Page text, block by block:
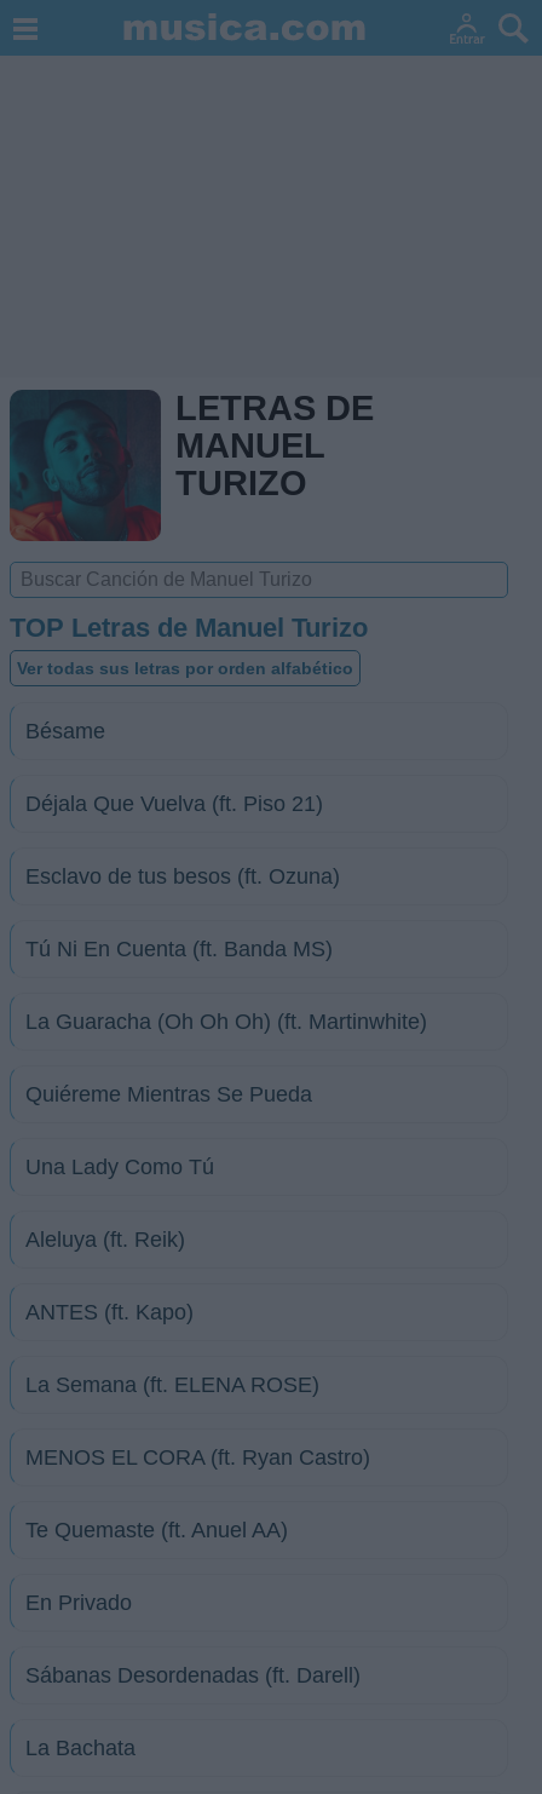
LETRAS DE
MANUEL
TURIZO
TOP Letras de Manuel Turizo
Ver todas sus letras por orden alfabético
Bésame
Déjala Que Vuelva (ft. Piso 21)
Esclavo de tus besos (ft. Ozuna)
Tú Ni En Cuenta (ft. Banda MS)
La Guaracha (Oh Oh Oh) (ft. Martinwhite)
Quiéreme Mientras Se Pueda
Una Lady Como Tú
Aleluya (ft. Reik)
ANTES (ft. Kapo)
La Semana (ft. ELENA ROSE)
MENOS EL CORA (ft. Ryan Castro)
Te Quemaste (ft. Anuel AA)
En Privado
Sábanas Desordenadas (ft. Darell)
La Bachata